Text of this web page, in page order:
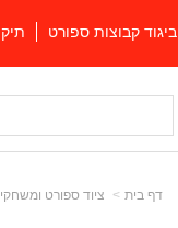
ביגוד קבוצות ספורט
דף בית ציוד ספורט